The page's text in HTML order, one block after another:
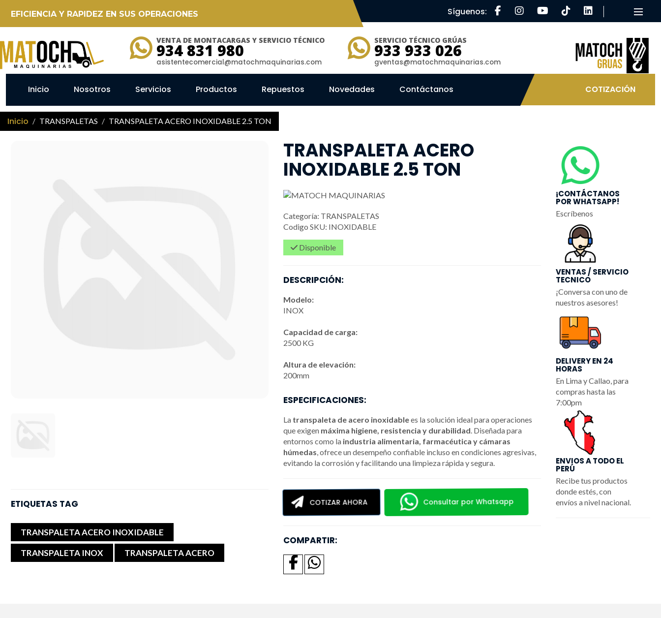
EFICIENCIA Y RAPIDEZ EN SUS OPERACIONES Síguenos:
VENTA DE MONTACARGAS Y SERVICIO TÉCNICO
934 831 980
asistentecomercial@matochmaquinarias.com
SERVICIO TÉCNICO GRÚAS
933 933 026
gventas@matochmaquinarias.com
Inicio Nosotros Servicios Productos Repuestos Novedades Contáctanos COTIZACIÓN
Inicio TRANSPALETAS TRANSPALETA ACERO INOXIDABLE 2.5 TON
ETIQUETAS TAG
TRANSPALETA ACERO INOXIDABLE
TRANSPALETA INOX
TRANSPALETA ACERO
TRANSPALETA ACERO
INOXIDABLE 2.5 TON
Categoría: TRANSPALETAS
Codigo SKU: INOXIDABLE
Disponible
DESCRIPCIÓN:
Modelo:
INOX
Capacidad de carga:
2500 KG
Altura de elevación:
200mm
ESPECIFICACIONES:
La transpaleta de acero inoxidablees la solución ideal para operaciones
que exigen máxima higiene, resistencia y durabilidad. Diseñada para
entornos como la industria alimentaria, farmacéutica y cámaras
húmedas, ofrece un desempeño confiable incluso en condiciones agresivas,
evitando la corrosión y facilitando una limpieza rápida y segura.
COTIZAR AHORA Consultar por Whatsapp
COMPARTIR:
¡CONTÁCTANOS
POR WHATSAPP!
Escríbenos
VENTAS / SERVICIO
TECNICO
¡Conversa con uno de
nuestros asesores!
DELIVERY EN 24
HORAS
En Lima y Callao, para
compras hasta las
7:00pm
ENVIOS A TODO EL
PERÚ
Recibe tus productos
donde estés, con
envíos a nivel nacional.